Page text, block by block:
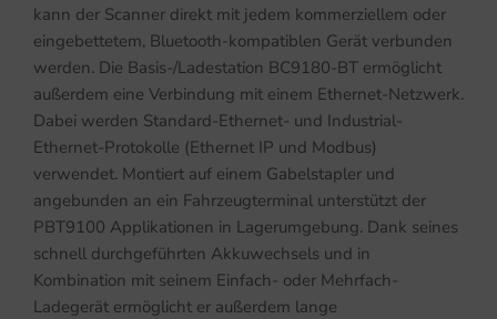
kann der Scanner direkt mit jedem kommerziellem oder
eingebettetem, Bluetooth-kompatiblen Gerät verbunden
werden. Die Basis-/Ladestation BC9180-BT ermöglicht
außerdem eine Verbindung mit einem Ethernet-Netzwerk.
Dabei werden Standard-Ethernet- und Industrial-
Ethernet-Protokolle (Ethernet IP und Modbus)
verwendet. Montiert auf einem Gabelstapler und
angebunden an ein Fahrzeugterminal unterstützt der
PBT9100 Applikationen in Lagerumgebung. Dank seines
schnell durchgeführten Akkuwechsels und in
Kombination mit seinem Einfach- oder Mehrfach-
Ladegerät ermöglicht er außerdem lange